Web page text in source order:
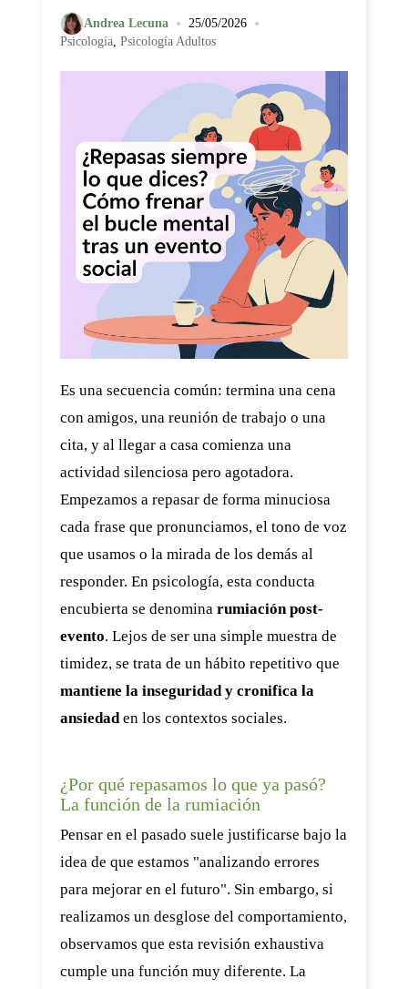
Andrea Lecuna • 25/05/2026 •
Psicología, Psicología Adultos
Es una secuencia común: termina una cena
con amigos, una reunión de trabajo o una
cita, y al llegar a casa comienza una
actividad silenciosa pero agotadora.
Empezamos a repasar de forma minuciosa
cada frase que pronunciamos, el tono de voz
que usamos o la mirada de los demás al
responder. En psicología, esta conducta
encubierta se denomina rumiación post-
evento. Lejos de ser una simple muestra de
timidez, se trata de un hábito repetitivo que
mantiene la inseguridad y cronifica la
ansiedaden los contextos sociales.
¿Por qué repasamos lo que ya pasó?
La función de la rumiación
Pensar en el pasado suele justificarse bajo la
idea de que estamos "analizando errores
para mejorar en el futuro". Sin embargo, si
realizamos un desglose del comportamiento,
observamos que esta revisión exhaustiva
cumple una función muy diferente. La